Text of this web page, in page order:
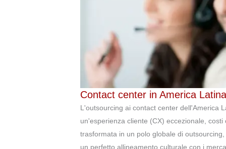
Contact center in America
L'outsourcing ai contact center dell'America
un'esperienza cliente (CX) eccezionale,
trasformata in un polo globale di
un perfetto allineamento culturale con i